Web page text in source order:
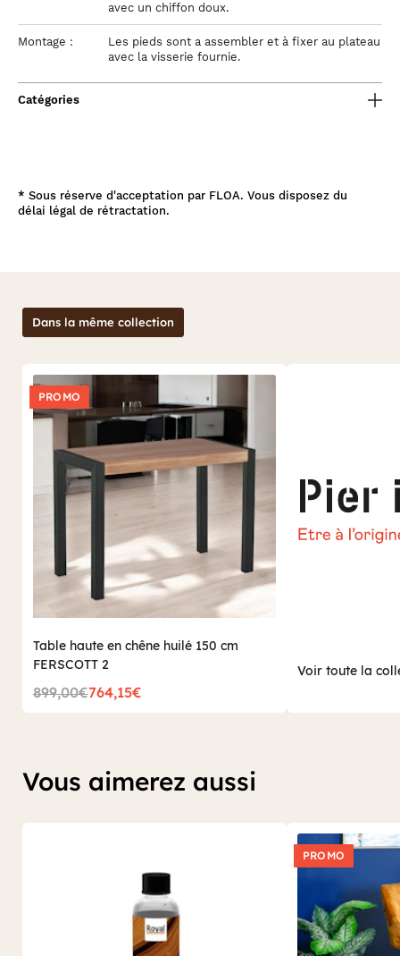
avec un chiffon doux.
Montage :
Les pieds sont a assembler et à fixer au plateau
avec la visserie fournie.
Catégories
* Sous réserve d'acceptation par FLOA. Vous disposez du
délai légal de rétractation.
Dans la même collection
PROMO
Table haute en chêne huilé 150 cm
FERSCOTT 2
899,00€764,15€
Voir toute la
Vous aimerez aussi
PROMO